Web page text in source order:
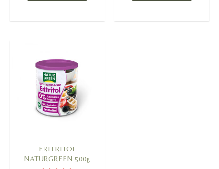
ERITRITOL
NATURGREEN 500g